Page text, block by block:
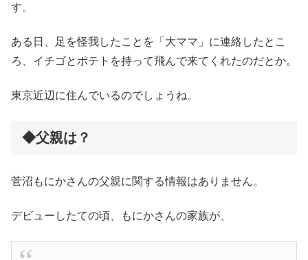
す。
ある日、足を怪我したことを「大ママ」に連絡したとこ
ろ、イチゴとポテトを持って飛んで来てくれたのだとか。
東京近辺に住んでいるのでしょうね。
◆父親は？
菅沼もにかさんの父親に関する情報はありません。
デビューしたての頃、もにかさんの家族が、